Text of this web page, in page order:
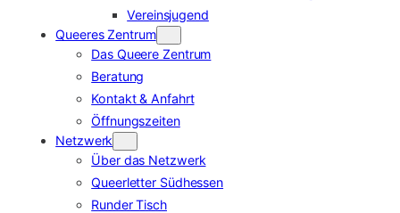
Vereinsjugend
Queeres Zentrum
Das Queere Zentrum
Beratung
Kontakt & Anfahrt
Öffnungszeiten
Netzwerk
Über das Netzwerk
Queerletter Südhessen
Runder Tisch